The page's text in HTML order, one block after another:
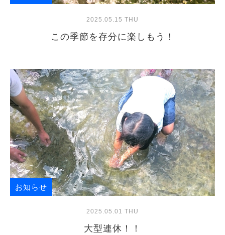
2025.05.15 THU
この季節を存分に楽しもう！
お知らせ
2025.05.01 THU
大型連休！！